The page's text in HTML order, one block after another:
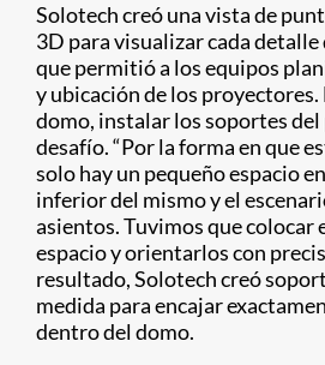
Solotech creó una vista de
3D para visualizar cada
que permitió a los equipos
y ubicación de los
domo, instalar los soportes
desafío. “Por la forma en que
solo hay un pequeño espacio
inferior del mismo y el
asientos. Tuvimos que colocar
espacio y orientarlos con
resultado, Solotech creó
medida para encajar
dentro del domo.